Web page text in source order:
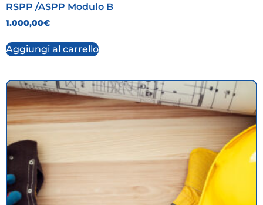
RSPP /ASPP Modulo B
1.000,00€
Aggiungi al carrello